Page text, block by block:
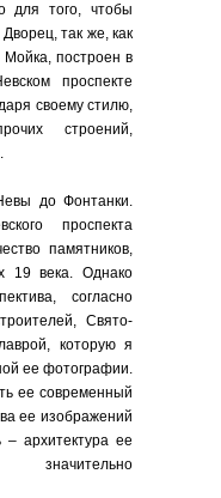
для того, чтобы
так же, как
Мойка, построен в
проспекте
своему стилю,
строений,
до Фонтанки.
проспекта
памятников,
19 века. Однако
согласно
Свято-
которую я
ее фотографии.
ее современный
ее изображений
– архитектура ее